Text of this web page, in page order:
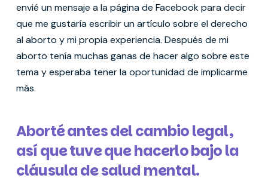
envié un mensaje a la página de Facebook para decir
que me gustaría escribir un artículo sobre el derecho
al aborto y mi propia experiencia. Después de mi
aborto tenía muchas ganas de hacer algo sobre este
tema y esperaba tener la oportunidad de implicarme
más.
Aborté antes del cambio legal,
así que tuve que hacerlo bajo la
cláusula de salud mental.